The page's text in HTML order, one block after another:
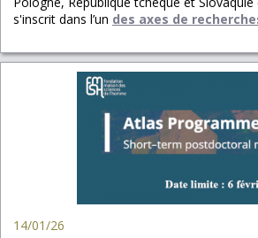
s'inscrit dans l’un des axes de recherches
14/01/26